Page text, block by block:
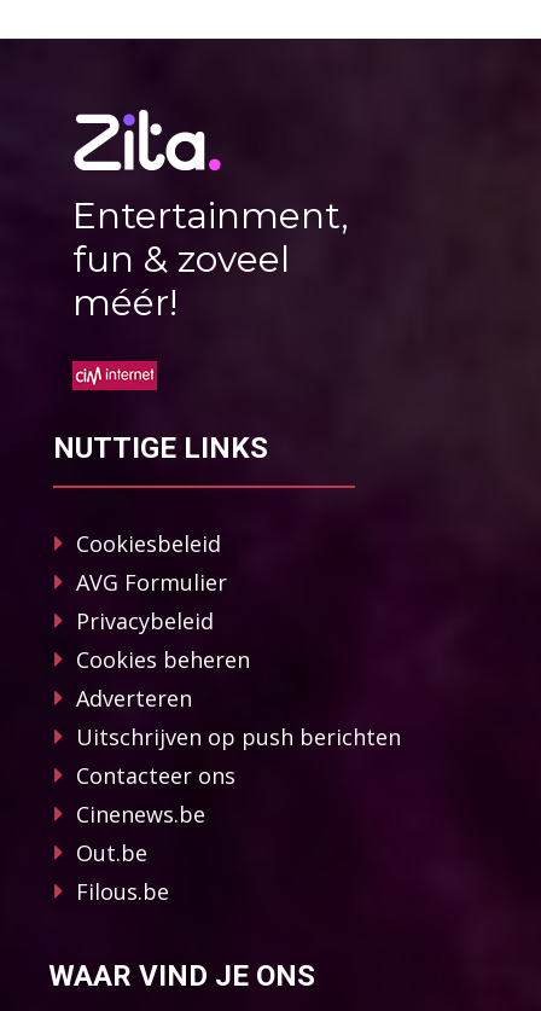
Entertainment,
fun & zoveel
méér!
NUTTIGE LINKS
Cookiesbeleid
AVG Formulier
Privacybeleid
Cookies beheren
Adverteren
Uitschrijven op push berichten
Contacteer ons
Cinenews.be
Out.be
Filous.be
WAAR VIND JE ONS